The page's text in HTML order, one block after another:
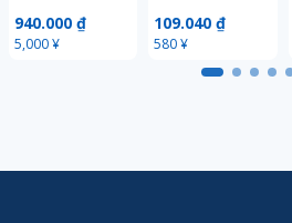
ー！
940.000 ₫
5,000 ¥
109.040 ₫
580 ¥